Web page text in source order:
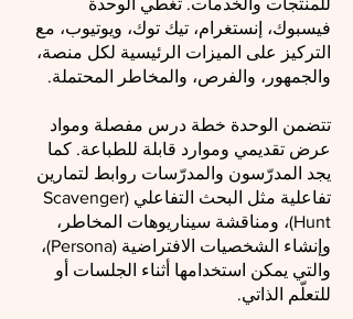
للمنتجات والخدمات. تغطي الوحدة
فيسبوك، إنستغرام، تيك توك، ويوتيوب، مع
التركيز على الميزات الرئيسية لكل منصة،
والجمهور، والفرص، والمخاطر المحتملة.
تتضمن الوحدة خطة درس مفصلة ومواد
عرض تقديمي وموارد قابلة للطباعة. كما
يجد المدرّسون والمدرّسات روابط لتمارين
تفاعلية مثل البحث التفاعلي (Scavenger
Hunt)، ومناقشة سيناريوهات المخاطر،
وإنشاء الشخصيات الافتراضية (Persona)،
والتي يمكن استخدامها أثناء الجلسات أو
للتعلّم الذاتي.